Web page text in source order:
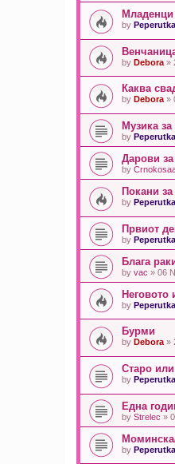
Младенци
by Peperutka
by Debora »
Каква
by Debora»
Музика
by Peperutka
Дарови за
by
Покани
by Peperutka
Првиот
by Peperutka
Блага
by vac » 06
Неговото
by Peperutka
Бурми
by Debora »
Старо
by Peperutka
Една
by Strelec »
by Peperutka